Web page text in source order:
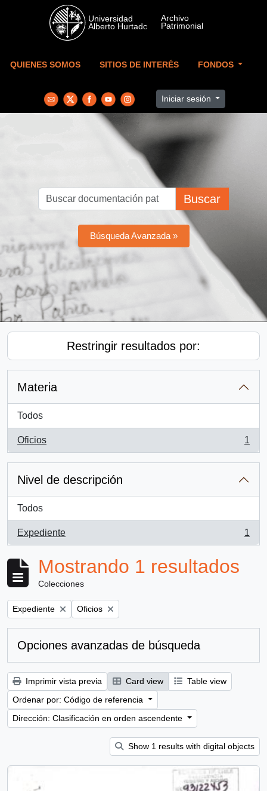
Skip to main content
QUIENES SOMOS SITIOS DE INTERÉS FONDOS
Iniciar sesión
Buscar
Búsqueda Avanzada »
Restringir resultados por:
Materia
Todos
Oficios
, 1 resultados
1
Nivel de descripción
Todos
Expediente
, 1 resultados
1
Mostrando 1 resultados
Colecciones
Remove filter:
Expediente Remove filter:
Oficios
Opciones avanzadas de búsqueda
Imprimir vista previa Card view
Table view
Ordenar por: Código de referencia
Dirección: Clasificación en orden ascendente
Show 1 results with digital objects